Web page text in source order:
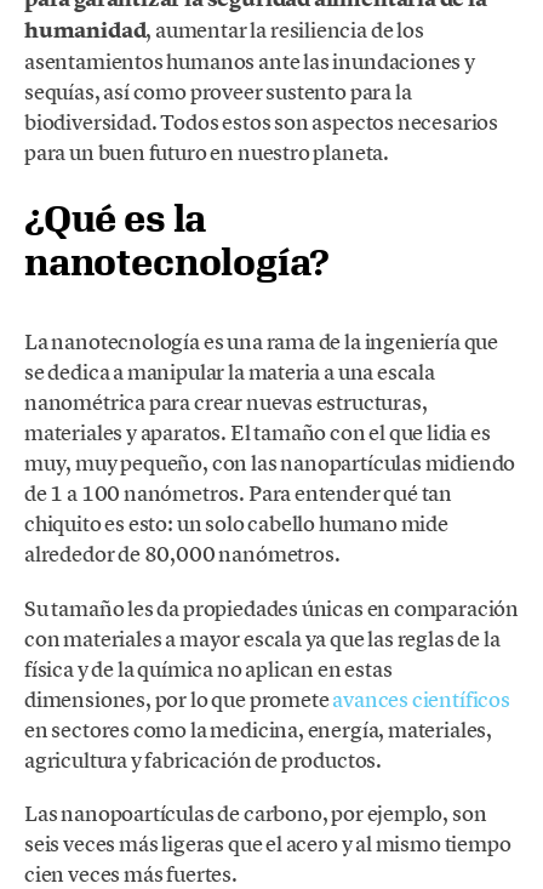
humanidad, aumentar la resiliencia de los
asentamientos humanos ante las inundaciones y
sequías, así como proveer sustento para la
biodiversidad. Todos estos son aspectos necesarios
para un buen futuro en nuestro planeta.
¿Qué es la
nanotecnología?
La nanotecnología es una rama de la ingeniería que
se dedica a manipular la materia a una escala
nanométrica para crear nuevas estructuras,
materiales y aparatos. El tamaño con el que lidia es
muy, muy pequeño, con las nanopartículas midiendo
de 1 a 100 nanómetros. Para entender qué tan
chiquito es esto: un solo cabello humano mide
alrededor de 80,000 nanómetros.
Su tamaño les da propiedades únicas en comparación
con materiales a mayor escala ya que las reglas de la
física y de la química no aplican en estas
dimensiones, por lo que prometeavances científicos
en sectores como la medicina, energía, materiales,
agricultura y fabricación de productos.
Las nanopoartículas de carbono, por ejemplo, son
seis veces más ligeras que el acero y al mismo tiempo
cien veces más fuertes.